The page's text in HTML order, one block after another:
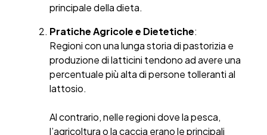
principale della dieta.
Pratiche Agricole e Dietetiche:
Regioni con una lunga storia di pastorizia e
produzione di latticini tendono ad avere una
percentuale più alta di persone tolleranti al
lattosio.
Al contrario, nelle regioni dove la pesca,
l’agricoltura o la caccia erano le principali